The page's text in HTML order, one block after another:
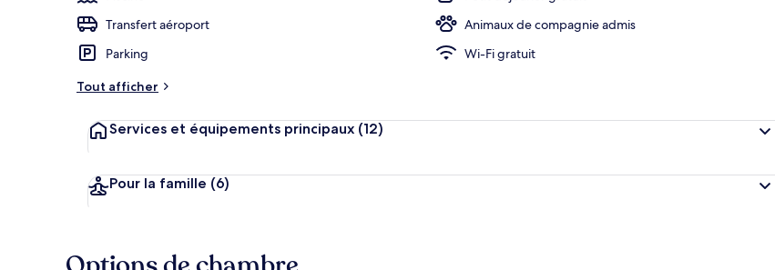
Transfert aéroport
Animaux de compagnie admis
Parking
Wi-Fi gratuit
Tout afficher
Services et équipements principaux (12)
Pour la famille (6)